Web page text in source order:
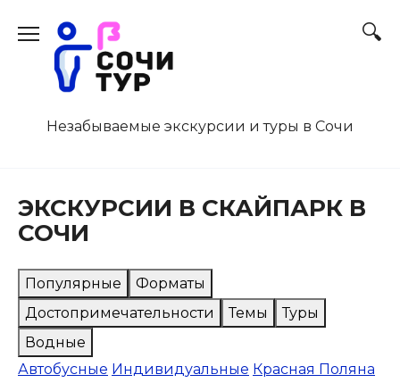
содержанию
Незабываемые экскурсии и туры в Сочи
ЭКСКУРСИИ В СКАЙПАРК В
СОЧИ
Популярные
Форматы
Достопримечательности
Темы
Туры
Водные
Автобусные Индивидуальные Красная Поляна